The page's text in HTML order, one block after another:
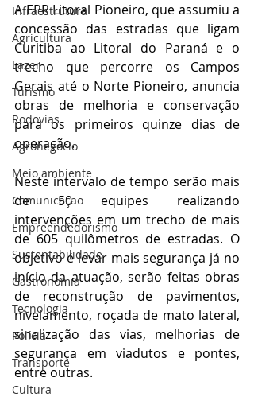
Infraestrutura
Agricultura
Lazer
Turismo
Rodovias
Agronegócio
Meio ambiente
Comunicação
Empreendedorismo
Sustentabilidade
Gastronomia
Tecnologia
Polícia
Transporte
Cultura
A EPR Litoral Pioneiro, que assumiu a
concessão das estradas que ligam
Curitiba ao Litoral do Paraná e o
trecho que percorre os Campos
Gerais até o Norte Pioneiro, anuncia
obras de melhoria e conservação
para os primeiros quinze dias de
operação.
Neste intervalo de tempo serão mais
de 50 equipes realizando
intervenções em um trecho de mais
de 605 quilômetros de estradas. O
objetivo é levar mais segurança já no
início da atuação, serão feitas obras
de reconstrução de pavimentos,
nivelamento, roçada de mato lateral,
sinalização das vias, melhorias de
segurança em viadutos e pontes,
entre outras.